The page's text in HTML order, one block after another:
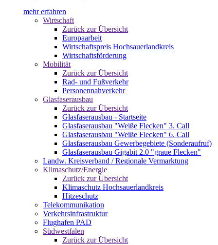
mehr erfahren
Wirtschaft
Zurück zur Übersicht
Europaarbeit
Wirtschaftspreis Hochsauerlandkreis
Wirtschaftsförderung
Mobilität
Zurück zur Übersicht
Rad- und Fußverkehr
Personennahverkehr
Glasfaserausbau
Zurück zur Übersicht
Glasfaserausbau - Startseite
Glasfaserausbau "Weiße Flecken" 3. Call
Glasfaserausbau "Weiße Flecken" 6. Call
Glasfaserausbau Gewerbegebiete (Sonderaufruf)
Glasfaserausbau Gigabit 2.0 "graue Flecken"
Landw. Kreisverband / Regionale Vermarktung
Klimaschutz/Energie
Zurück zur Übersicht
Klimaschutz Hochsauerlandkreis
Hitzeschutz
Telekommunikation
Verkehrsinfrastruktur
Flughafen PAD
Südwestfalen
Zurück zur Übersicht